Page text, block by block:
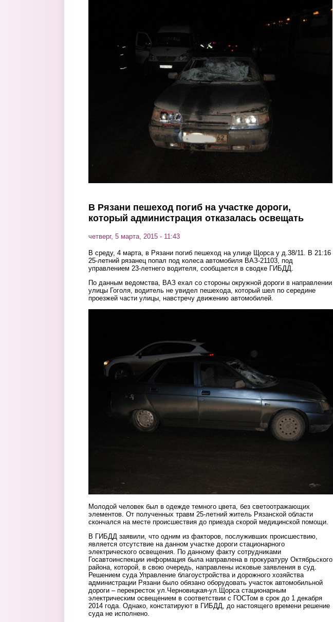
В Рязани пешеход погиб на участке дороги,
который администрация отказалась освещать
четверг, 5 марта, 2015 - 11:43
В среду, 4 марта, в Рязани погиб пешеход на улице Щорса у д.38/11. В 21:16
25-летний рязанец попал под колеса автомобиля ВАЗ-21103, под
управлением 23-летнего водителя, сообщается в сводке ГИБДД.
По данным ведомства, ВАЗ ехал со стороны окружной дороги в направлении
улицы Гоголя, водитель не увидел пешехода, который шел по середине
проезжей части улицы, навстречу движению автомобилей.
Молодой человек был в одежде темного цвета, без светоотражающих
элементов. От полученных травм 25-летний житель Рязанской области
скончался на месте происшествия до приезда скорой медицинской помощи.
В ГИБДД заявили, что одним из факторов, послуживших происшествию,
является отсутствие на данном участке дороги стационарного
электрического освещения. По данному факту сотрудниками
Госавтоинспекции информация была направлена в прокуратуру Октябрьского
района, которой, в свою очередь, направлены исковые заявления в суд.
Решением суда Управление благоустройства и дорожного хозяйства
администрации Рязани было обязано оборудовать участок автомобильной
дороги – перекресток ул.Черновицкая-ул.Щорса стационарным
электрическим освещением в соответствии с ГОСТом в срок до 1 декабря
2014 года. Однако, констатируют в ГИБДД, до настоящего времени решение
суда не исполнено.